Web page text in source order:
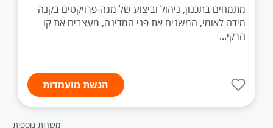
מתמחים בתכנון, ניהול וביצוע של מגה-פרויקטים בקנה
מידה לאומי, המשנים את פני המדינה, מעצבים את קו
הרקי...
הגשת מועמדות
משרות נוספות